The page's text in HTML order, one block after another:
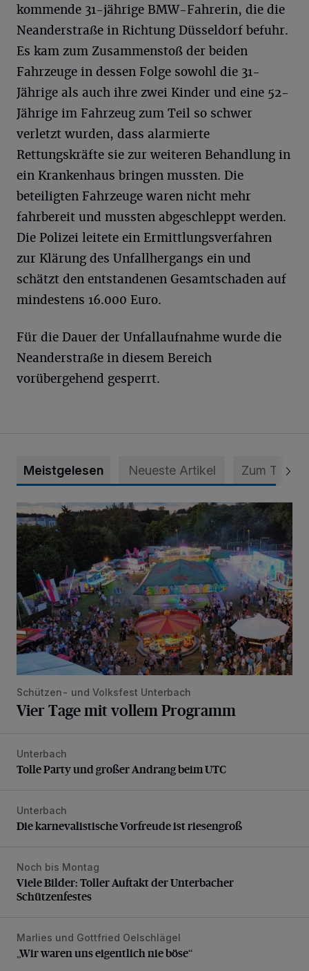
kommende 31-jährige BMW-Fahrerin, die die
Neanderstraße in Richtung Düsseldorf befuhr.
Es kam zum Zusammenstoß der beiden
Fahrzeuge in dessen Folge sowohl die 31-
Jährige als auch ihre zwei Kinder und eine 52-
Jährige im Fahrzeug zum Teil so schwer
verletzt wurden, dass alarmierte
Rettungskräfte sie zur weiteren Behandlung in
ein Krankenhaus bringen mussten. Die
beteiligten Fahrzeuge waren nicht mehr
fahrbereit und mussten abgeschleppt werden.
Die Polizei leitete ein Ermittlungsverfahren
zur Klärung des Unfallhergangs ein und
schätzt den entstandenen Gesamtschaden auf
mindestens 16.000 Euro.
Für die Dauer der Unfallaufnahme wurde die
Neanderstraße in diesem Bereich
vorübergehend gesperrt.
Meistgelesen Neueste Artikel Zum Thema
Vier Tage mit vollem Programm
Schützen- und Volksfest Unterbach
Vier Tage mit vollem Programm
Tolle Party und großer Andrang beim UTC
Unterbach
Tolle Party und großer Andrang beim UTC
Die karnevalistische Vorfreude ist riesengroß
Unterbach
Die karnevalistische Vorfreude ist riesengroß
Viele Bilder: Toller Auftakt der Unterbacher Schützenfestes
Noch bis Montag
Viele Bilder: Toller Auftakt der Unterbacher
Schützenfestes
„Wir waren uns eigentlich nie böse“
Marlies und Gottfried Oelschlägel
„Wir waren uns eigentlich nie böse“